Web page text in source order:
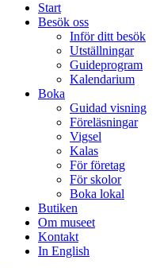
Start
Besök oss
Inför ditt besök
Utställningar
Guideprogram
Kalendarium
Boka
Guidad visning
Föreläsningar
Vigsel
Kalas
För företag
För skolor
Boka lokal
Butiken
Om museet
Kontakt
In English